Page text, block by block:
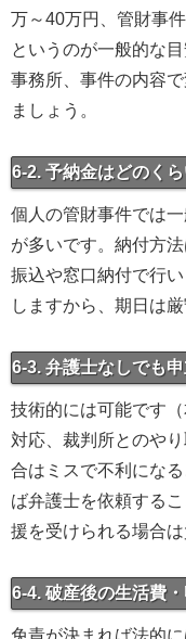
万～40万円、管財事
というのが一般的な
事務所、事件の内容
ましょう。
6-2. 予納金はどのく
個人の管財事件では
が多いです。納付方
振込や窓口納付で行
しますから、期日は厳
6-3. 弁護士なしでも
技術的には可能です
対応、裁判所とのや
合はミスで不利にな
ば弁護士を依頼する
援を受けられる場合は
6-4. 破産後の生活費